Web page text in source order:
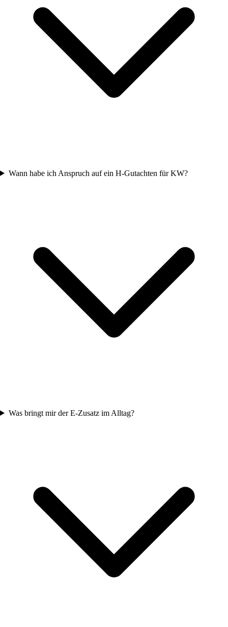
Wann habe ich Anspruch auf ein H-Gutachten für KW?
Was bringt mir der E-Zusatz im Alltag?